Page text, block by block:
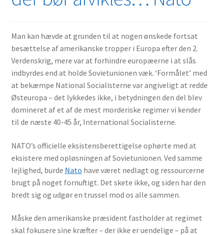
Man kan hævde at grunden til at nogen ønskede fortsat
besættelse af amerikanske tropper i Europa efter den 2.
Verdenskrig, mere var at forhindre europæerne i at slås
indbyrdes end at holde Sovietunionen væk. ‘Formålet’ med
at bekæmpe National Socialisterne var angiveligt at redde
Østeuropa – det lykkedes ikke, i betydningen den del blev
domineret af et af de mest morderiske regimer vi kender
til de næste 40-45 år, International Socialisterne.
NATO’s officielle eksistensberettigelse ophørte med at
eksistere med opløsningen af Sovietunionen. Ved samme
lejlighed, burde Nato have været nedlagt og ressourcerne
brugt på noget fornuftigt. Det skete ikke, og siden har den
bredt sig og udgør en trussel mod os alle sammen.
Måske den amerikanske præsident fastholder at regimet
skal fokusere sine kræfter – der ikke er uendelige – på at